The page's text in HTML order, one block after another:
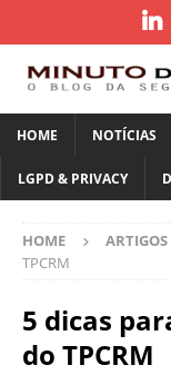
HOME NOTÍCIAS
LGPD & PRIVACY
HOME ARTIGOS
TPCRM
5 dicas
do TPCRM